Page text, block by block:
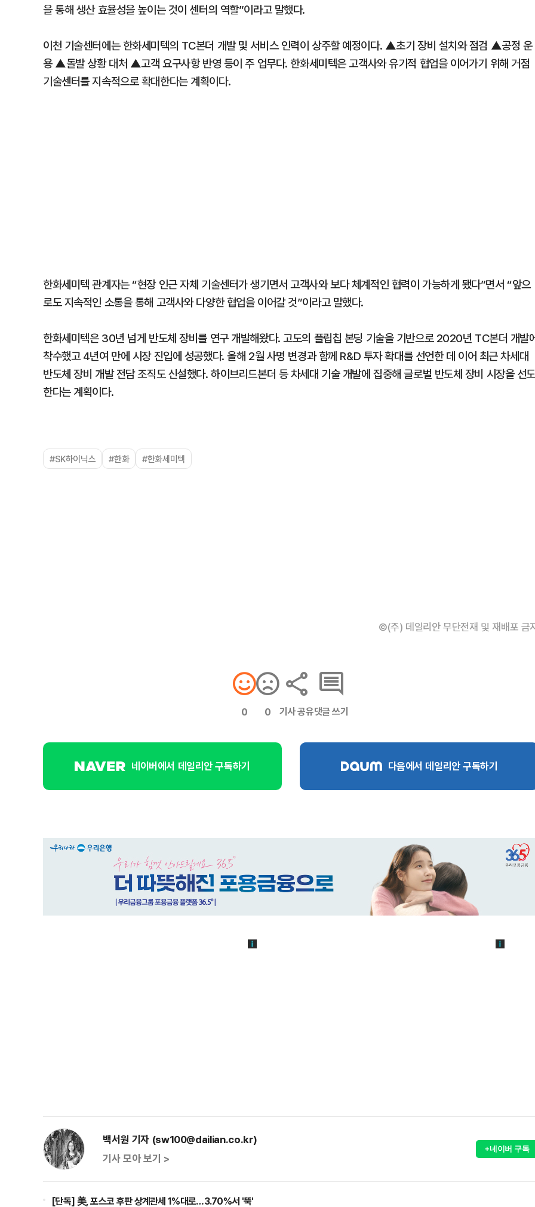
을 통해 생산 효율성을 높이는 것이 센터의 역할”이라고 말했다.
이천 기술센터에는 한화세미텍의 TC본더 개발 및 서비스 인력이 상주할 예정이다. ▲초기 장비 설치와 점검 ▲공정 운
용 ▲돌발 상황 대처 ▲고객 요구사항 반영 등이 주 업무다. 한화세미텍은 고객사와 유기적 협업을 이어가기 위해 거점
기술센터를 지속적으로 확대한다는 계획이다.
한화세미텍 관계자는 “현장 인근 자체 기술센터가 생기면서 고객사와 보다 체계적인 협력이 가능하게 됐다”면서 “앞으
로도 지속적인 소통을 통해 고객사와 다양한 협업을 이어갈 것”이라고 말했다.
한화세미텍은 30년 넘게 반도체 장비를 연구 개발해왔다. 고도의 플립칩 본딩 기술을 기반으로 2020년 TC본더 개발
착수했고 4년여 만에 시장 진입에 성공했다. 올해 2월 사명 변경과 함께 R&D 투자 확대를 선언한 데 이어 최근 차세대
반도체 장비 개발 전담 조직도 신설했다. 하이브리드본더 등 차세대 기술 개발에 집중해 글로벌 반도체 장비 시장을 선
한다는 계획이다.
#SK하이닉스 #한화 #한화세미텍
©(주) 데일리안 무단전재 및 재배포 금
0 0 기사 공유댓글 쓰기
네이버에서 데일리안 구독하기 다음에서 데일리안 구독하기
백서원 기자 (sw100@dailian.co.kr)
기사 모아 보기 >
+네이버 구독
[단독] 美, 포스코 후판 상계관세 1%대로…3.70%서 '뚝'